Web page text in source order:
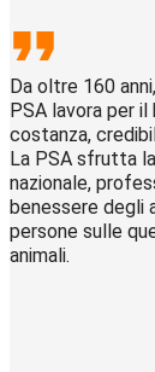
Da oltre 160
PSA lavora per
costanza,
La PSA sfrutta
nazionale,
benessere degli
persone sulle
animali.